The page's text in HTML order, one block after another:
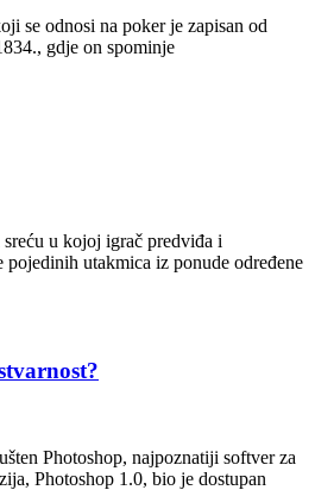
se odnosi na poker je zapisan od
gdje on spominje
u kojoj igrač predviđa i
pojedinih utakmica iz ponude određene
Photoshop, najpoznatiji softver za
Photoshop 1.0, bio je dostupan